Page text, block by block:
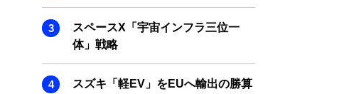
スペースX「宇宙インフラ三位一
体」戦略
スズキ「軽EV」をEUへ輸出の勝算